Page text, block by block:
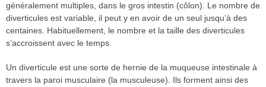
généralement multiples, dans le gros intestin (côlon). Le nombre de
diverticules est variable, il peut y en avoir de un seul jusqu’à des
centaines. Habituellement, le nombre et la taille des diverticules
s’accroissent avec le temps.
Un diverticule est une sorte de hernie de la muqueuse intestinale à
travers la paroi musculaire (la musculeuse). Ils forment ainsi des